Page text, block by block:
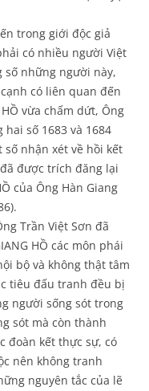
trong giới độc giả
có nhiều người Việt
số những người này,
có liên quan đến
vừa chấm dứt, Ông
số 1683 và 1684
số nhận xét về hồi kết
được trích đăng lại
của Ông Hàn Giang
Trần Việt Sơn đã
HỒ các môn phái
bộ và không thật tâm
tiêu đấu tranh đều bị
người sống sót trong
sót mà còn thành
đoàn kết thực sự, có
nên không tranh
nguyên tắc của lẽ